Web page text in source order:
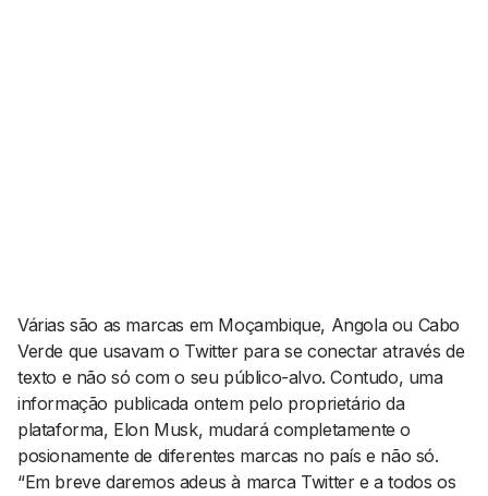
+351 912 127 577
Pesquisar
Várias são as marcas em Moçambique, Angola ou Cabo
Verde que usavam o Twitter para se conectar através de
texto e não só com o seu público-alvo. Contudo, uma
informação publicada ontem pelo proprietário da
plataforma, Elon Musk, mudará completamente o
posionamente de diferentes marcas no país e não só.
“Em breve daremos adeus à marca Twitter e a todos os